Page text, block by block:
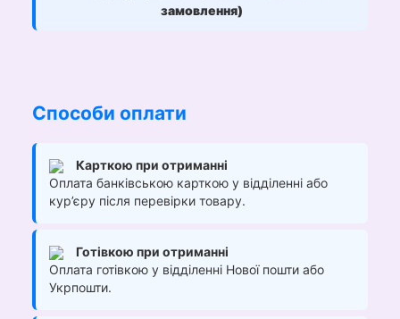
замовлення)
Способи оплати
Карткою при отриманні
Оплата банківською карткою у відділенні або
кур’єру після перевірки товару.
Готівкою при отриманні
Оплата готівкою у відділенні Нової пошти або
Укрпошти.